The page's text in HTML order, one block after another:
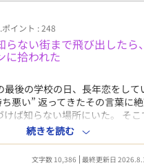
イント : 248
らない街まで飛び出したら
に拾われた
最後の学校の日、長年恋をして
悪い” 返ってきたその言葉に
けば知らない場所にいた。 そ
ってくれたのは、ヨレヨレの服
めはオジサン（大輝）です
トノベルズで同時掲載中です。
続きを読む
文字数 10,386 最終更新日